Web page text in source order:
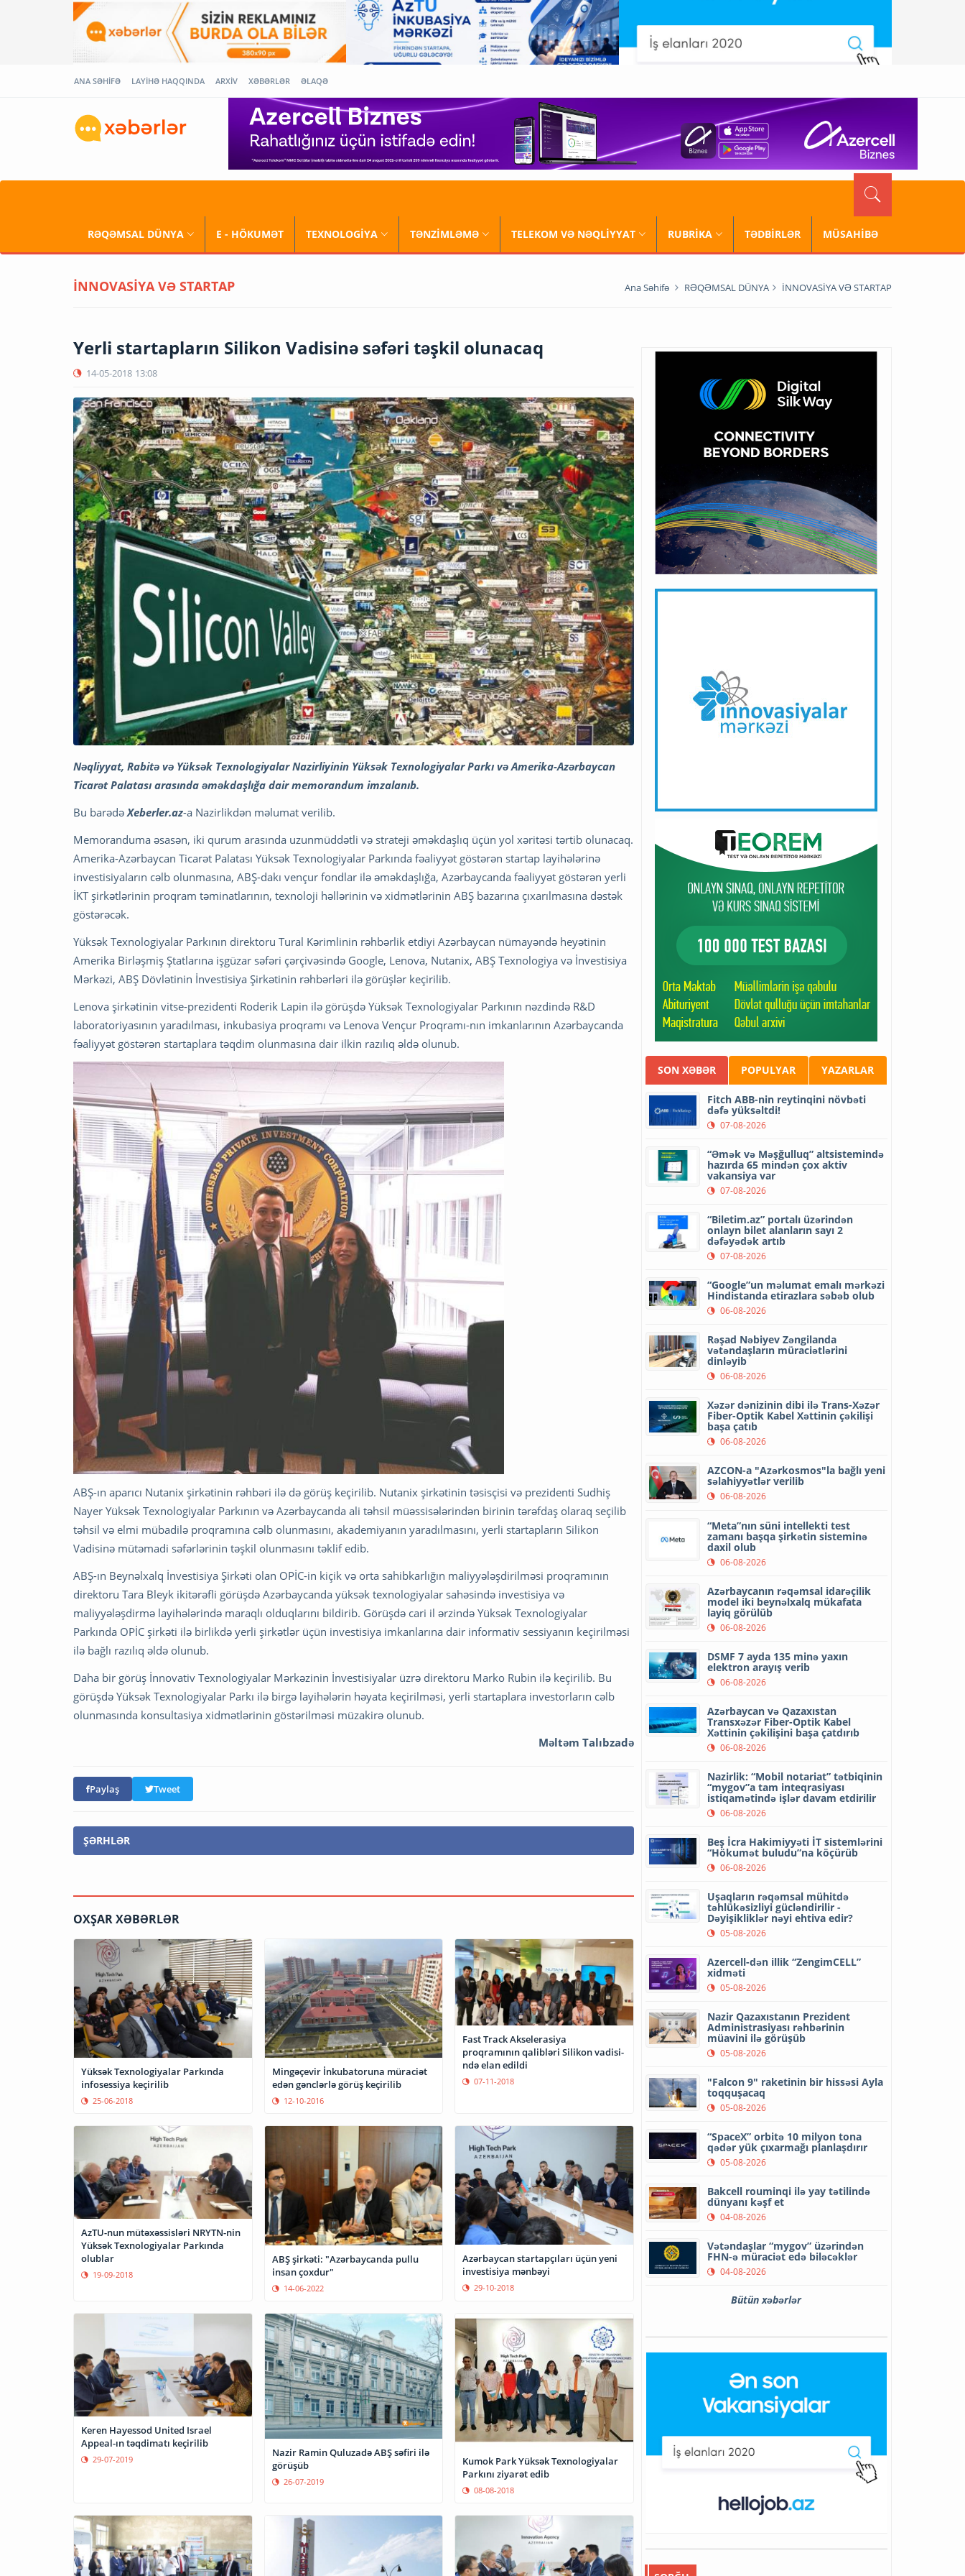
ANA SƏHİFƏ LAYİHƏ HAQQINDA ARXİV XƏBƏRLƏR ƏLAQƏ
RƏQƏMSAL DÜNYA E - HÖKUMƏT TEXNOLOGİYA TƏNZİMLƏMƏ TELEKOM VƏ NƏQLİYYAT RUBRİKA TƏDBİRLƏR MÜSAHİBƏ
İNNOVASİYA VƏ STARTAP Ana Səhifə RƏQƏMSAL DÜNYA İNNOVASİYA VƏ STARTAP
Yerli startapların Silikon Vadisinə səfəri təşkil olunacaq
14-05-2018 13:08
Nəqliyyat, Rabitə və Yüksək Texnologiyalar Nazirliyinin Yüksək Texnologiyalar Parkı və Amerika-Azərbaycan
Ticarət Palatası arasında əməkdaşlığa dair memorandum imzalanıb.
Bu barədə Xeberler.az-a Nazirlikdən məlumat verilib.
Memoranduma əsasən, iki qurum arasında uzunmüddətli və strateji əməkdaşlıq üçün yol xəritəsi tərtib olunacaq.
Amerika-Azərbaycan Ticarət Palatası Yüksək Texnologiyalar Parkında fəaliyyət göstərən startap layihələrinə
investisiyaların cəlb olunmasına, ABŞ-dakı vençur fondlar ilə əməkdaşlığa, Azərbaycanda fəaliyyət göstərən yerli
İKT şirkətlərinin proqram təminatlarının, texnoloji həllərinin və xidmətlərinin ABŞ bazarına çıxarılmasına dəstək
göstərəcək.
Yüksək Texnologiyalar Parkının direktoru Tural Kərimlinin rəhbərlik etdiyi Azərbaycan nümayəndə heyətinin
Amerika Birləşmiş Ştatlarına işgüzar səfəri çərçivəsində Google, Lenova, Nutanix, ABŞ Texnologiya və İnvestisiya
Mərkəzi, ABŞ Dövlətinin İnvestisiya Şirkətinin rəhbərləri ilə görüşlər keçirilib.
Lenova şirkətinin vitse-prezidenti Roderik Lapin ilə görüşdə Yüksək Texnologiyalar Parkının nəzdində R&D
laboratoriyasının yaradılması, inkubasiya proqramı və Lenova Vençur Proqramı-nın imkanlarının Azərbaycanda
fəaliyyət göstərən startaplara təqdim olunmasına dair ilkin razılıq əldə olunub.
ABŞ-ın aparıcı Nutanix şirkətinin rəhbəri ilə də görüş keçirilib. Nutanix şirkətinin təsisçisi və prezidenti Sudhiş
Nayer Yüksək Texnologiyalar Parkının və Azərbaycanda ali təhsil müəssisələrindən birinin tərəfdaş olaraq seçilib
təhsil və elmi mübadilə proqramına cəlb olunmasını, akademiyanın yaradılmasını, yerli startapların Silikon
Vadisinə mütəmadi səfərlərinin təşkil olunmasını təklif edib.
ABŞ-ın Beynəlxalq İnvestisiya Şirkəti olan OPİC-in kiçik və orta sahibkarlığın maliyyələşdirilməsi proqramının
direktoru Tara Bleyk ikitərəfli görüşdə Azərbaycanda yüksək texnologiyalar sahəsində investisiya və
maliyyələşdirmə layihələrində maraqlı olduqlarını bildirib. Görüşdə cari il ərzində Yüksək Texnologiyalar
Parkında OPİC şirkəti ilə birlikdə yerli şirkətlər üçün investisiya imkanlarına dair informativ sessiyanın keçirilməsi
ilə bağlı razılıq əldə olunub.
Daha bir görüş İnnovativ Texnologiyalar Mərkəzinin İnvestisiyalar üzrə direktoru Marko Rubin ilə keçirilib. Bu
görüşdə Yüksək Texnologiyalar Parkı ilə birgə layihələrin həyata keçirilməsi, yerli startaplara investorların cəlb
olunmasında konsultasiya xidmətlərinin göstərilməsi müzakirə olunub.
Məltəm Talıbzadə
Paylaş Tweet
ŞƏRHLƏR
OXŞAR XƏBƏRLƏR
Yüksək Texnologiyalar Parkında
infosessiya keçirilib
25-06-2018
Mingəçevir İnkubatoruna müraciət
edən gənclərlə görüş keçirilib
12-10-2016
Fast Track Akselerasiya
proqramının qalibləri Silikon vadisi-
ndə elan edildi
07-11-2018
AzTU-nun mütəxəssisləri NRYTN-nin
Yüksək Texnologiyalar Parkında
olublar
19-09-2018
ABŞ şirkəti: "Azərbaycanda pullu
insan çoxdur"
14-06-2022
Azərbaycan startapçıları üçün yeni
investisiya mənbəyi
29-10-2018
Keren Hayessod United Israel
Appeal-ın təqdimatı keçirilib
29-07-2019
Nazir Ramin Quluzadə ABŞ səfiri ilə
görüşüb
26-07-2019
Kumok Park Yüksək Texnologiyalar
Parkını ziyarət edib
08-08-2018
SON XƏBƏR POPULYAR YAZARLAR
Fitch ABB-nin reytinqini növbəti
dəfə yüksəltdi!
07-08-2026
“Əmək və Məşğulluq” altsistemində
hazırda 65 mindən çox aktiv
vakansiya var
07-08-2026
“Biletim.az” portalı üzərindən
onlayn bilet alanların sayı 2
dəfəyədək artıb
07-08-2026
“Google”un məlumat emalı mərkəzi
Hindistanda etirazlara səbəb olub
06-08-2026
Rəşad Nəbiyev Zəngilanda
vətəndaşların müraciətlərini
dinləyib
06-08-2026
Xəzər dənizinin dibi ilə Trans-Xəzər
Fiber-Optik Kabel Xəttinin çəkilişi
başa çatıb
06-08-2026
AZCON-a "Azərkosmos"la bağlı yeni
səlahiyyətlər verilib
06-08-2026
“Meta”nın süni intellekti test
zamanı başqa şirkətin sisteminə
daxil olub
06-08-2026
Azərbaycanın rəqəmsal idarəçilik
model iki beynəlxalq mükafata
layiq görülüb
06-08-2026
DSMF 7 ayda 135 minə yaxın
elektron arayış verib
06-08-2026
Azərbaycan və Qazaxıstan
Transxəzər Fiber-Optik Kabel
Xəttinin çəkilişini başa çatdırıb
06-08-2026
Nazirlik: “Mobil notariat” tətbiqinin
“mygov”a tam inteqrasiyası
istiqamətində işlər davam etdirilir
06-08-2026
Beş İcra Hakimiyyəti İT sistemlərini
“Hökumət buludu”na köçürüb
06-08-2026
Uşaqların rəqəmsal mühitdə
təhlükəsizliyi gücləndirilir -
Dəyişikliklər nəyi ehtiva edir?
05-08-2026
Azercell-dən illik “ZengimCELL”
xidməti
05-08-2026
Nazir Qazaxıstanın Prezident
Administrasiyası rəhbərinin
müavini ilə görüşüb
05-08-2026
"Falcon 9" raketinin bir hissəsi Ayla
toqquşacaq
05-08-2026
“SpaceX” orbitə 10 milyon tona
qədər yük çıxarmağı planlaşdırır
05-08-2026
Bakcell rouminqi ilə yay tətilində
dünyanı kəşf et
04-08-2026
Vətəndaşlar “mygov” üzərindən
FHN-ə müraciət edə biləcəklər
04-08-2026
Bütün xəbərlər